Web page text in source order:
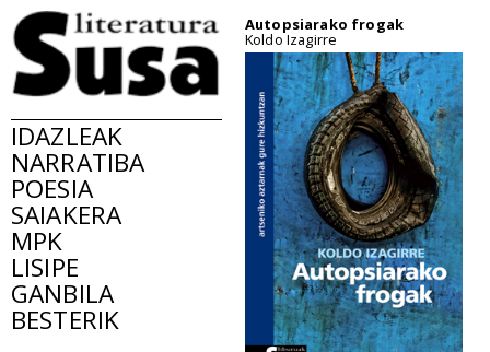
IDAZLEAK
NARRATIBA
POESIA
SAIAKERA
MPK
LISIPE
GANBILA
BESTERIK
Autopsiarako frogak
Koldo Izagirre